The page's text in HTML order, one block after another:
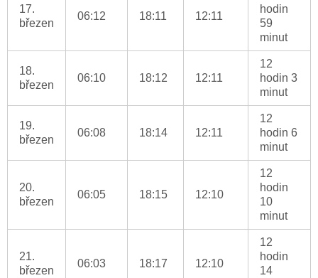
17.
březen
06:12 18:11 12:11
hodin
59
minut
18.
březen
06:10 18:12 12:11
12
hodin 3
minut
19.
březen
06:08 18:14 12:11
12
hodin 6
minut
20.
březen
06:05 18:15 12:10
12
hodin
10
minut
21.
březen
06:03 18:17 12:10
12
hodin
14